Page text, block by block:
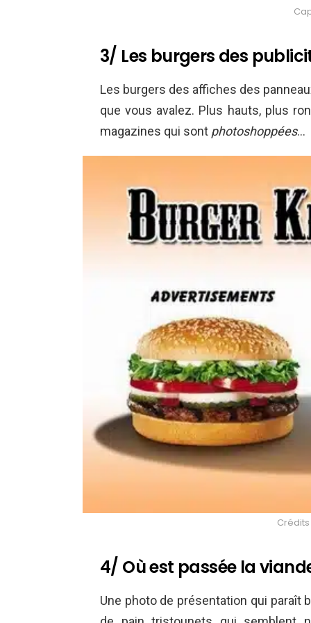
3/ Les burgers des
Les burgers des affiches des
que vous avalez. Plus hauts, plus
magazines qui sont photoshoppées…
4/ Où est passée la
Une photo de présentation qui paraît